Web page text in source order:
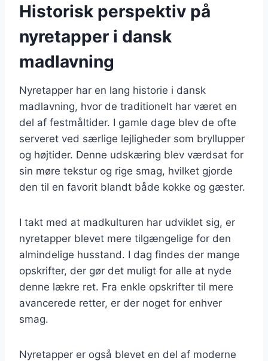
Historisk perspektiv på
nyretapper i dansk
madlavning
Nyretapper har en lang historie i dansk
madlavning, hvor de traditionelt har været en
del af festmåltider. I gamle dage blev de ofte
serveret ved særlige lejligheder som bryllupper
og højtider. Denne udskæring blev værdsat for
sin møre tekstur og rige smag, hvilket gjorde
den til en favorit blandt både kokke og gæster.
I takt med at madkulturen har udviklet sig, er
nyretapper blevet mere tilgængelige for den
almindelige husstand. I dag findes der mange
opskrifter, der gør det muligt for alle at nyde
denne lækre ret. Fra enkle opskrifter til mere
avancerede retter, er der noget for enhver
smag.
Nyretapper er også blevet en del af moderne